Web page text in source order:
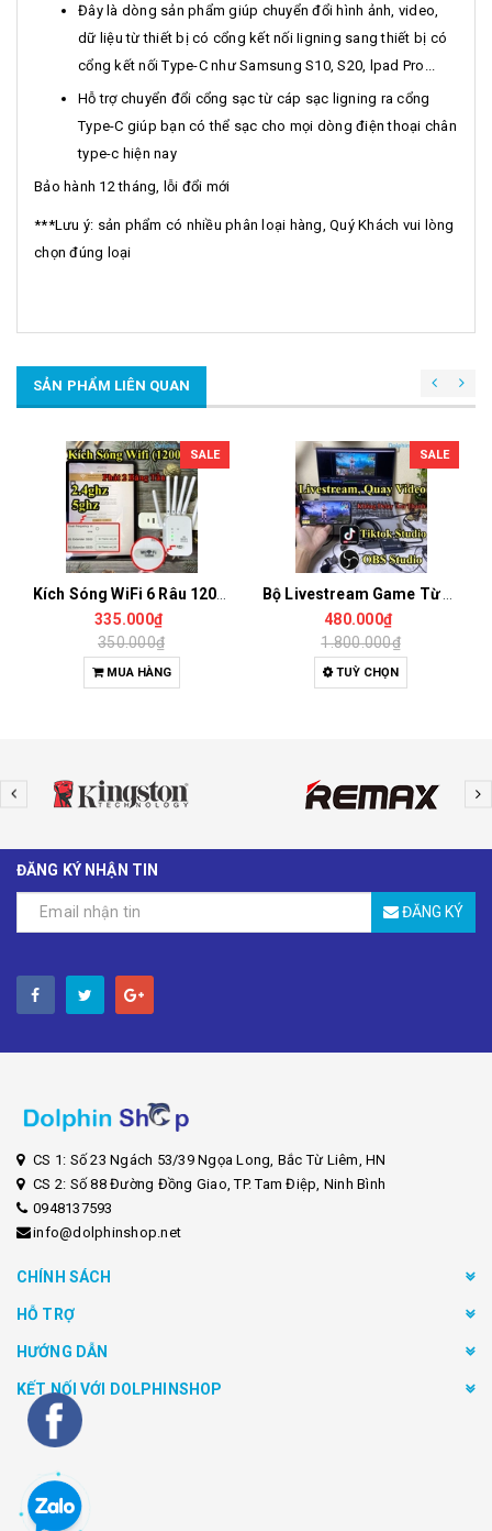
Đây là dòng sản phẩm giúp chuyển đổi hình ảnh, video,
dữ liệu từ thiết bị có cổng kết nối Iigning sang thiết bị có
cổng kết nối Type-C như Samsung S10, S20, lpad Pro...
Hỗ trợ chuyển đổi cổng sạc từ cáp sạc ligning ra cổng
Type-C giúp bạn có thể sạc cho mọi dòng điện thoại chân
type-c hiện nay
Bảo hành 12 tháng, lỗi đổi mới
***Lưu ý: sản phẩm có nhiều phân loại hàng, Quý Khách vui lòng
chọn đúng loại
SẢN PHẨM LIÊN QUAN
SALE
335.000₫
350.000₫
MUA HÀNG
SALE
480.000₫
1.800.000₫
TUỲ CHỌN
ĐĂNG KÝ NHẬN TIN
ĐĂNG KÝ
CS 1: Số 23 Ngách 53/39 Ngọa Long, Bắc Từ Liêm, HN
CS 2: Số 88 Đường Đồng Giao, TP. Tam Điệp, Ninh Bình
0948137593
info@dolphinshop.net
CHÍNH SÁCH
HỖ TRỢ
HƯỚNG DẪN
KẾT NỐI VỚI DOLPHINSHOP